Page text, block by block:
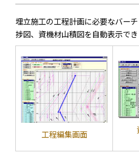
埋立施工の工程計画に必要なバー
捗図、資機材山積図を自動表示でき
工程編集画面